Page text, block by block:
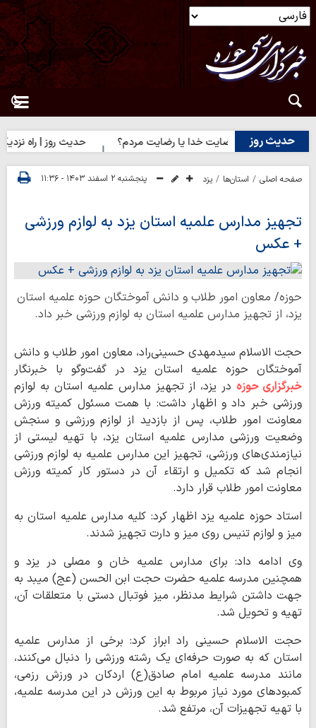
حدیث روز
حدیث روز | رضایت خدا یا رضایت مردم؟ حدیث روز | راه نزدیک
صفحه اصلی استان‌ها یزد پنجشنبه ۲ اسفند ۱۴۰۳ - ۱۱:۳۶
تجهیز مدارس علمیه استان یزد به لوازم ورزشی
+ عکس
حوزه/ معاون امور طلاب و دانش آموختگان حوزه علمیه استان
یزد، از تجهیز مدارس علمیه استان به لوازم ورزشی خبر داد.
حجت الاسلام سیدمهدی حسینی‌راد، معاون امور طلاب و دانش
آموختگان حوزه علمیه استان یزد در گفت‌وگو با خبرنگار
خبرگزاری حوزه در یزد، از تجهیز مدارس علمیه استان به لوازم
ورزشی خبر داد و اظهار داشت: با همت مسئول کمیته ورزش
معاونت امور طلاب، پس از بازدید از لوازم ورزشی و سنجش
وضعیت ورزشی مدارس علمیه استان یزد، با تهیه لیستی از
نیازمندی‌های ورزشی، تجهیز این مدارس علمیه به لوازم ورزشی
انجام شد که تکمیل و ارتقاء آن در دستور کار کمیته ورزش
معاونت امور طلاب قرار دارد.
استاد حوزه علمیه یزد اظهار کرد: کلیه مدارس علمیه استان به
میز و لوازم تنیس روی میز و دارت تجهیز شدند.
وی ادامه داد: برای مدارس علمیه خان و مصلی در یزد و
همچنین مدرسه علمیه حضرت حجت ابن الحسن (عج) میبد به
جهت داشتن شرایط مدنظر، میز فوتبال دستی با متعلقات آن،
تهیه و تحویل شد.
حجت الاسلام حسینی راد ابراز کرد: برخی از مدارس علمیه
استان که به صورت حرفه‌ای یک رشته ورزشی را دنبال می‌کنند،
مانند مدرسه علمیه امام صادق(ع) اردکان در ورزش رزمی،
کمبودهای مورد نیاز مربوط به این ورزش در این مدرسه علمیه،
با تهیه تجهیزات آن، مرتفع شد.